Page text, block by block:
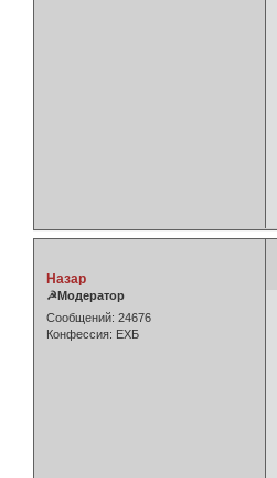
Назар
☭Модератор
Сообщений: 24676
Конфессия: ЕХБ